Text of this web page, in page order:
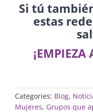
Si tú
estas
Categories: Blog,
Mujeres, Grupos que